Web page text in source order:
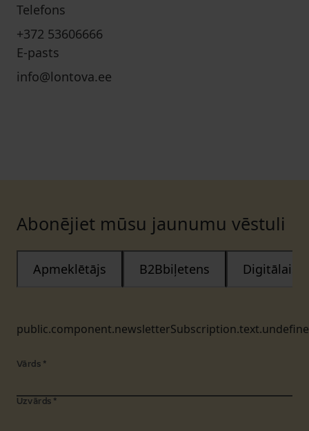
Telefons
+372 53606666
E-pasts
info@lontova.ee
Abonējiet mūsu jaunumu vēstuli
Apmeklētājs B2Bbiļetens Digitālais
Vārds *
Uzvārds *